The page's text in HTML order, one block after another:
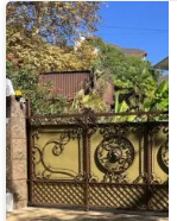
Гостевой
дом
Delsochi